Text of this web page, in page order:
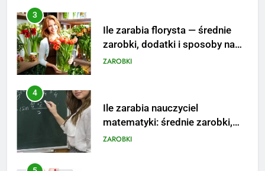
4
Ile zarabia nauczyciel
matematyki: średnie zarobki,
dodatki i perspektywy
ZAROBKI
5
Ile zarabia podolog: poznajmy
średnie zarobki na tym
stanowisku
ZAROBKI